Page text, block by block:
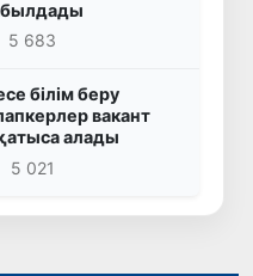
5 683
білім беру
вакант
алады
5 021